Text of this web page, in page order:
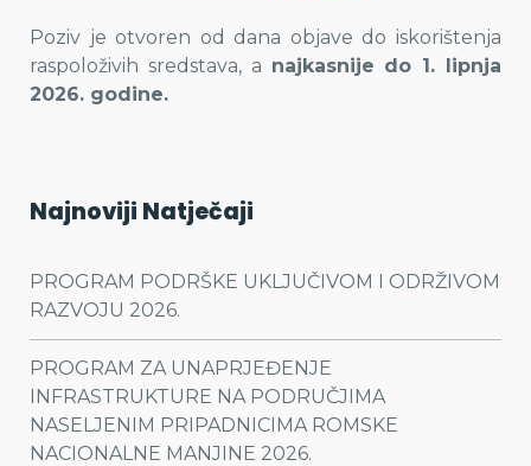
Poziv je otvoren od dana objave do iskorištenja
raspoloživih sredstava, a najkasnije do 1. lipnja
2026. godine.
Najnoviji Natječaji
PROGRAM PODRŠKE UKLJUČIVOM I ODRŽIVOM
RAZVOJU 2026.
PROGRAM ZA UNAPRJEĐENJE
INFRASTRUKTURE NA PODRUČJIMA
NASELJENIM PRIPADNICIMA ROMSKE
NACIONALNE MANJINE 2026.